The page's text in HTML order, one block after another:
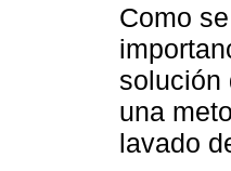
Como
solución
una
lavado